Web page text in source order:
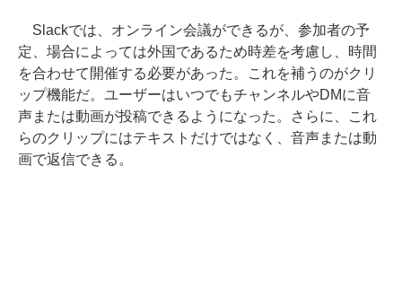
Slackでは、オンライン会議ができるが、参加者の予
定、場合によっては外国であるため時差を考慮し、時間
を合わせて開催する必要があった。これを補うのがクリ
ップ機能だ。ユーザーはいつでもチャンネルやDMに音
声または動画が投稿できるようになった。さらに、これ
らのクリップにはテキストだけではなく、音声または動
画で返信できる。